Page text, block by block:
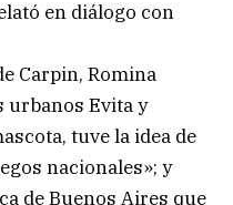
en diálogo con
Carpin, Romina
urbanos Evita y
tuve la idea de
nacionales»; y
de Buenos Aires que